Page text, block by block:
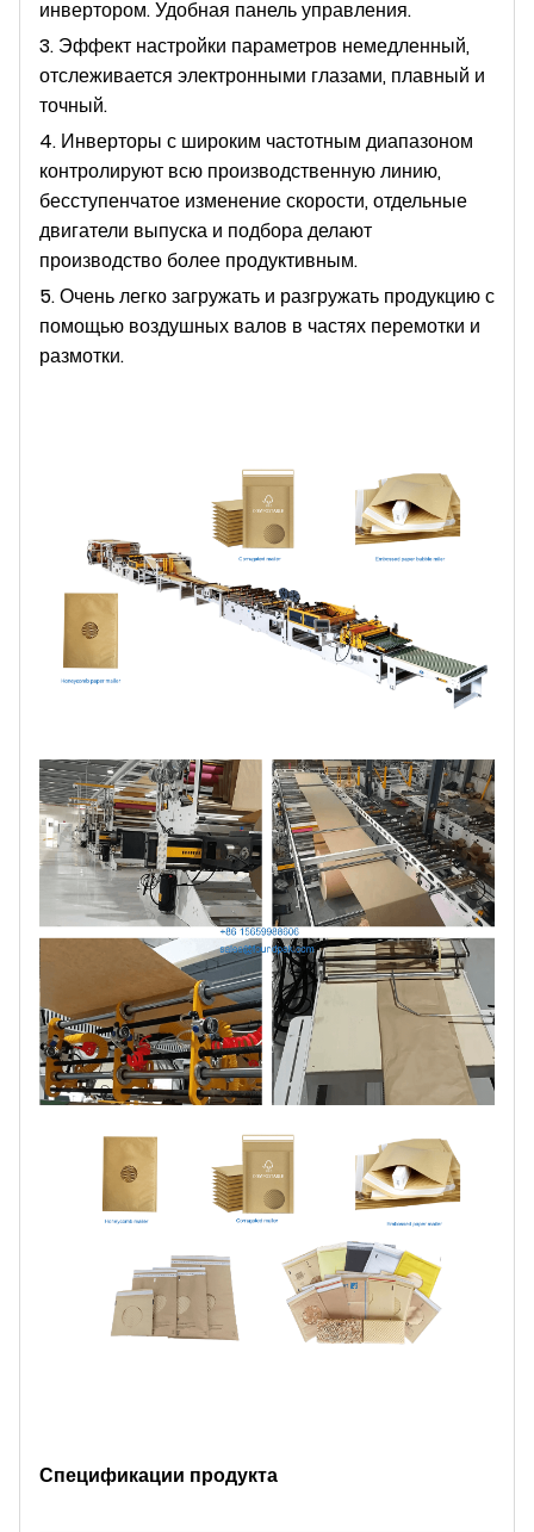
инвертором. Удобная панель управления.
3. Эффект настройки параметров немедленный,
отслеживается электронными глазами, плавный и
точный.
4. Инверторы с широким частотным диапазоном
контролируют всю производственную линию,
бесступенчатое изменение скорости, отдельные
двигатели выпуска и подбора делают
производство более продуктивным.
5. Очень легко загружать и разгружать продукцию с
помощью воздушных валов в частях перемотки и
размотки.
Спецификации продукта